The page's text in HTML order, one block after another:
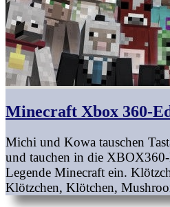
Minecraft Xbox 360-
Michi und Kowa tauschen
und tauchen in die
Legende Minecraft ein.
Klötzchen, Klötchen,